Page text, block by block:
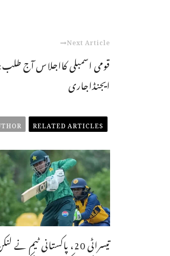
Next Article
ایجنڈاجاری
RELATED ARTICLES
تیسراٹی 20، پاکستانی ٹیم نے